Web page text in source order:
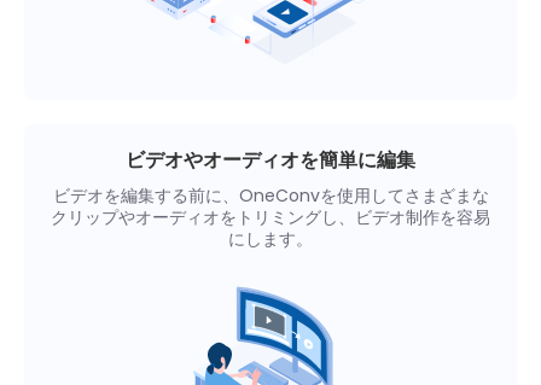
ビデオやオーディオを簡単に編集
ビデオを編集する前に、OneConvを使用してさまざまな
クリップやオーディオをトリミングし、ビデオ制作を容易
にします。